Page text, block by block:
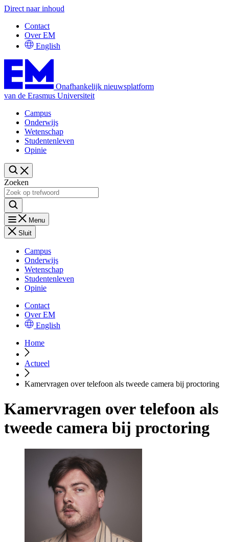
Direct naar inhoud
Contact
Over EM
English
Onafhankelijk nieuwsplatform
van de Erasmus Universiteit
Campus
Onderwijs
Wetenschap
Studentenleven
Opinie
Zoeken
Menu
Sluit
Campus
Onderwijs
Wetenschap
Studentenleven
Opinie
Contact
Over EM
English
Home
Actueel
Kamervragen over telefoon als tweede camera bij proctoring
Kamervragen over telefoon als
tweede camera bij proctoring